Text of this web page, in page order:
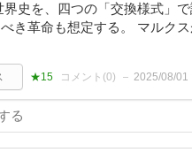
界史を、四つの「交換様式」
き革命も想定する。 マルク
★15 コメント(0) 2025/08/01